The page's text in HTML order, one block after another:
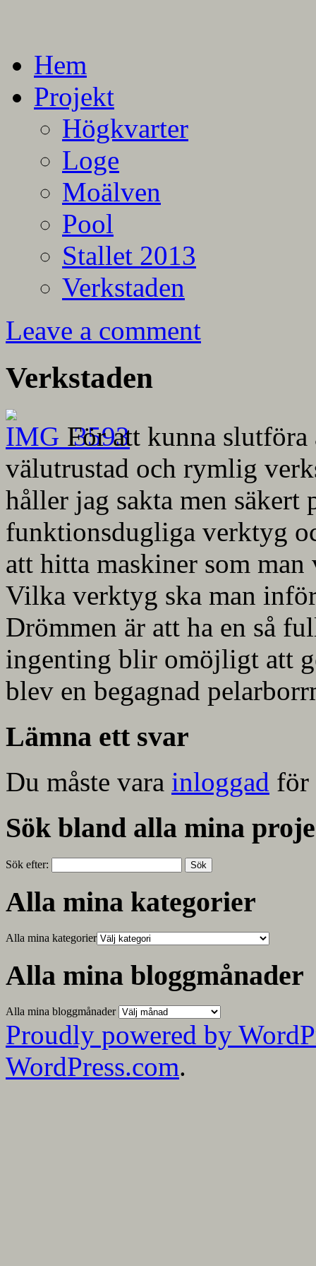
Hem
Projekt
Högkvarter
Loge
Moälven
Pool
Stallet 2013
Verkstaden
Leave a comment
Verkstaden
För att kunna
välutrustad och rymlig
håller jag sakta men säkert
funktionsdugliga verktyg
att hitta maskiner som
Vilka verktyg ska man
Drömmen är att ha en så
ingenting blir omöjligt att
blev en begagnad
Lämna ett svar
Du måste vara inloggad för
Sök bland alla mina
Sök efter:
Alla mina kategorier
Alla mina kategorier
Alla mina bloggmånader
Alla mina bloggmånader
Proudly powered by
WordPress.com.